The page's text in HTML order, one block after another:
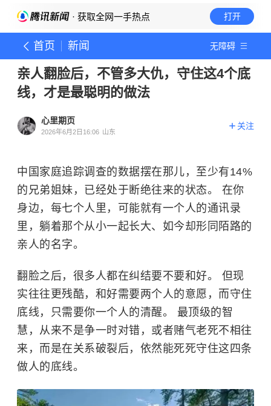
· 获取全网一手热点 打开
首页 新闻 无障碍
亲人翻脸后，不管多大仇，守住这4个底
线，才是最聪明的做法
心里期页
2026年6月2日16:06 山东
关注
中国家庭追踪调查的数据摆在那儿，至少有14%
的兄弟姐妹，已经处于断绝往来的状态。 在你
身边，每七个人里，可能就有一个人的通讯录
里，躺着那个从小一起长大、如今却形同陌路的
亲人的名字。
翻脸之后，很多人都在纠结要不要和好。 但现
实往往更残酷，和好需要两个人的意愿，而守住
底线，只需要你一个人的清醒。 最顶级的智
慧，从来不是争一时对错，或者赌气老死不相往
来，而是在关系破裂后，依然能死死守住这四条
做人的底线。